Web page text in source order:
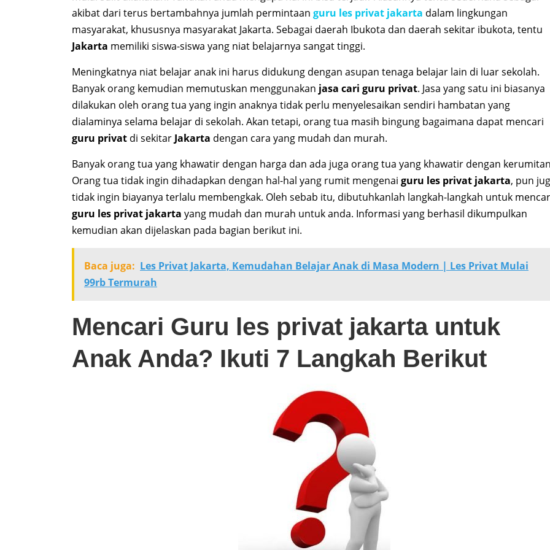
akibat dari terus bertambahnya jumlah permintaan guru les privat jakarta dalam lingkungan
masyarakat, khususnya masyarakat Jakarta. Sebagai daerah Ibukota dan daerah sekitar ibukota, tentu
Jakarta memiliki siswa-siswa yang niat belajarnya sangat tinggi.
Meningkatnya niat belajar anak ini harus didukung dengan asupan tenaga belajar lain di luar sekolah.
Banyak orang kemudian memutuskan menggunakan jasa cari guru privat. Jasa yang satu ini biasanya
dilakukan oleh orang tua yang ingin anaknya tidak perlu menyelesaikan sendiri hambatan yang
dialaminya selama belajar di sekolah. Akan tetapi, orang tua masih bingung bagaimana dapat mencari
guru privat di sekitar Jakarta dengan cara yang mudah dan murah.
Banyak orang tua yang khawatir dengan harga dan ada juga orang tua yang khawatir dengan
Orang tua tidak ingin dihadapkan dengan hal-hal yang rumit mengenai guru les privat jakarta, pun
tidak ingin biayanya terlalu membengkak. Oleh sebab itu, dibutuhkanlah langkah-langkah untuk
guru les privat jakarta yang mudah dan murah untuk anda. Informasi yang berhasil dikumpulkan
kemudian akan dijelaskan pada bagian berikut ini.
Baca juga: Les Privat Jakarta, Kemudahan Belajar Anak di Masa Modern | Les Privat Mulai
99rb Termurah
Mencari Guru les privat jakarta untuk
Anak Anda? Ikuti 7 Langkah Berikut